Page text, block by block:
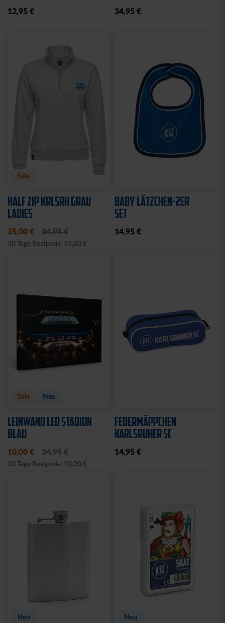
12,95 € 34,95 €
Sale
HALF ZIP KRLSRH GRAU
LADIES
35,00 € 54,95 €
30 Tage Bestpreis: 35,00 €
BABY LÄTZCHEN-2ER
SET
14,95 €
Sale Neu
LEINWAND LED STADION
BLAU
10,00 € 24,95 €
30 Tage Bestpreis: 10,00 €
FEDERMÄPPCHEN
KARLSRUHER SC
14,95 €